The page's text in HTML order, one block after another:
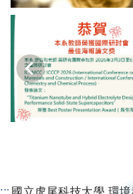
::: 國立虎尾科技大學 環